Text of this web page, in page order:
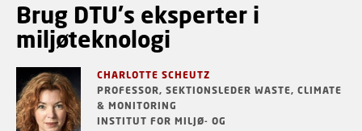
Brug DTU's eksperter i
miljøteknologi
CHARLOTTE SCHEUTZ
PROFESSOR, SEKTIONSLEDER WASTE, CLIMATE
& MONITORING
INSTITUT FOR MILJØ- OG